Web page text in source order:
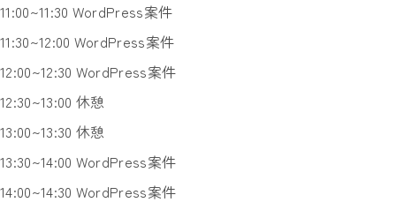
11:00~11:30 WordPress案件
11:30~12:00 WordPress案件
12:00~12:30 WordPress案件
12:30~13:00 休憩
13:00~13:30 休憩
13:30~14:00 WordPress案件
14:00~14:30 WordPress案件